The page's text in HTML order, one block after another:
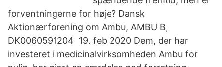
forventningerne for høje? Dansk
Aktionærforening om Ambu, AMBU B,
DK0060591204 19. feb 2020 Dem, der har
investeret i medicinalvirksomheden Ambu for